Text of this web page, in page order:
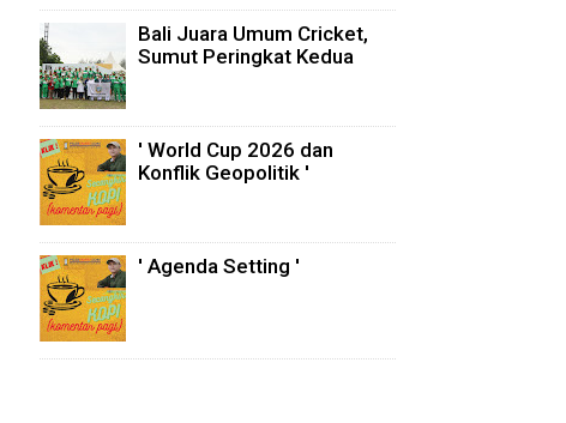
Bali Juara Umum Cricket,
Sumut Peringkat Kedua
' World Cup 2026 dan
Konflik Geopolitik '
' Agenda Setting '